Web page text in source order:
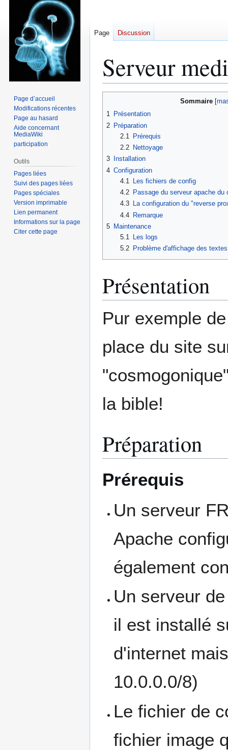
Serveur
navigation
recherche
Sommaire
1 Présentation
2 Préparation
2.1
Prérequis
2.2
Nettoyage
3
Installation
4 Configuration
4.1
Les fichiers de config
4.2
Passage du serveur apache du
4.3
La configuration du "reverse
4.4 Remarque
5 Maintenance
5.1
Les logs
5.2
Problème d'affichage des
Présentation
Pur exemple
place du site
la bible!
Préparation
Prérequis
Un serveur
Apache
également
Un serveur
il est installé
d'internet
10.0.0.0/8)
Le fichier de
fichier image
Page Discussion
Page d’accueil
Modifications récentes
Page au hasard
Aide concernant
MediaWiki
participation
Outils
Pages liées
Suivi des pages liées
Pages spéciales
Version imprimable
Lien permanent
Informations sur la page
Citer cette page